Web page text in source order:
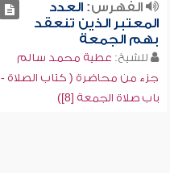
الفهرس:العدد
المعتبر الذين تنعقد
بهم الجمعة
للشيخ: عطية محمد سالم
جزء من محاضرة ( كتاب الصلاة -
باب صلاة الجمعة [8])